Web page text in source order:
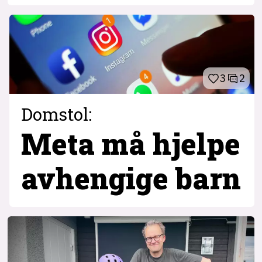
3 2
Domstol:
Meta må hjelpe
avhengige barn